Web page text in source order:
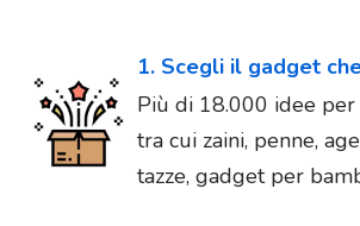
1. Scegli il gadget
Più di 18.000 idee per
tra cui zaini, penne,
tazze, gadget per